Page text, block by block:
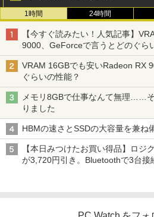
￥22,000
￥1,964
Xiaomi シャオミ
レスイヤホン
リング ANC 36
￥250
【Amazon.co.jp
みきった日本の
] [ 水 ] [ ペット
] [ 水分補給 ]
￥998
版ビッグガンガ
￥810
1時間 24時間
【今すぐ読みたい！人気記事】
9000、GeForceで言うとどのぐら
VRAM 16GBでも安いRadeon RX
ぐらいの性能？
メモリ8GBで仕事なんて無理……
りました
HBMの速さとSSDの大容量を兼ね
【本日みつけたお買い得品】ロジ
が3,720円引き。Bluetoothで3台接